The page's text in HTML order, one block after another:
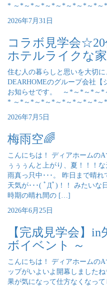
* ～*～*～*～*～*～*～*～*
2026年7月31日
コラボ見学会
ホテルライクな
住む人の暮らしと思いを大切
DEARHOMEのグループ会社【
お知らせです。 ～*～*～*～
* ～*～*～*～*～*～*～*～*
2026年7月5日
梅雨空🌈
こんにちは！ ディアホームの
ぅぅぅんと上がり、夏！！！
雨真っ只中･･･。 昨日まで晴
天気が･･･( ﾟДﾟ)！！ みたいな
時期の晴れ間の […]
2026年6月25日
【完成見学会】
ボイベント ～
こんにちは！ ディアホームの
ップがいよいよ開幕しました
果が気になって仕方なくなっ